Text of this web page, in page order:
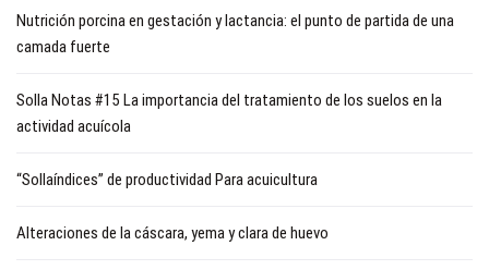
Nutrición porcina en gestación y lactancia: el punto de partida de una
camada fuerte
Solla Notas #15 La importancia del tratamiento de los suelos en la
actividad acuícola
“Sollaíndices” de productividad Para acuicultura
Alteraciones de la cáscara, yema y clara de huevo